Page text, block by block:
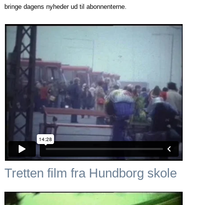
bringe dagens nyheder ud til abonnenterne.
Tretten film fra Hundborg skole